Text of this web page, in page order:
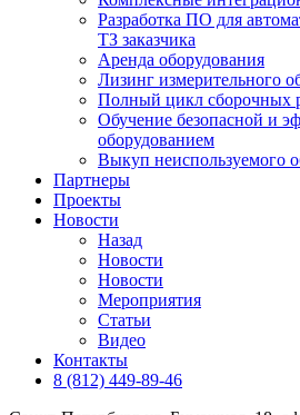
Разработка ПО для
ТЗ заказчика
Аренда оборудования
Лизинг измерительного
Полный цикл сборочных
Обучение безопасной и
оборудованием
Выкуп неиспользуемого
Партнеры
Проекты
Новости
Назад
Новости
Новости
Мероприятия
Статьи
Видео
Контакты
8 (812) 449-89-46